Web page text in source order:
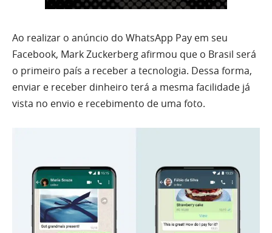
Ao realizar o anúncio do WhatsApp Pay em seu
Facebook, Mark Zuckerberg afirmou que o Brasil será
o primeiro país a receber a tecnologia. Dessa forma,
enviar e receber dinheiro terá a mesma facilidade já
vista no envio e recebimento de uma foto.